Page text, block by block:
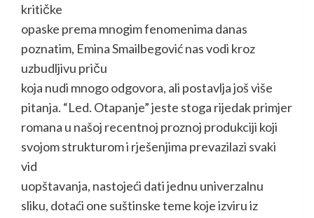
kritičke
opaske prema mnogim fenomenima danas
poznatim, Emina Smailbegović nas vodi kroz
uzbudljivu priču
koja nudi mnogo odgovora, ali postavlja još više
pitanja. “Led. Otapanje” jeste stoga rijedak primjer
romana u našoj recentnoj proznoj produkciji koji
svojom strukturom i rješenjima prevazilazi svaki
vid
uopštavanja, nastojeći dati jednu univerzalnu
sliku, dotaći one suštinske teme koje izviru iz